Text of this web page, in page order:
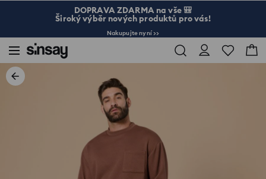
DOPRAVA ZDARMA na vše 🎒
Široký výběr nových produktů pro vás!
Nakupujte nyní >>